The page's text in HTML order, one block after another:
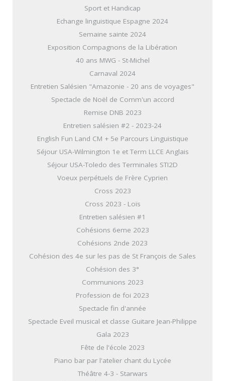
Sport et Handicap
Echange linguistique Espagne 2024
Semaine sainte 2024
Exposition Compagnons de la Libération
40 ans MWG - St-Michel
Carnaval 2024
Entretien Salésien "Amazonie - 20 ans de voyages"
Spectacle de Noël de Comm'un accord
Remise DNB 2023
Entretien salésien #2 - 2023-24
English Fun Land CM + 5e Parcours Linguistique
Séjour USA-Wilmington 1e et Term LLCE Anglais
Séjour USA-Toledo des Terminales STI2D
Voeux perpétuels de Frère Cyprien
Cross 2023
Cross 2023 - Loïs
Entretien salésien #1
Cohésions 6eme 2023
Cohésions 2nde 2023
Cohésion des 4e sur les pas de St François de Sales
Cohésion des 3°
Communions 2023
Profession de foi 2023
Spectacle fin d'année
Spectacle Eveil musical et classe Guitare Jean-Philippe
Gala 2023
Fête de l'école 2023
Piano bar par l'atelier chant du Lycée
Théâtre 4-3 - Starwars